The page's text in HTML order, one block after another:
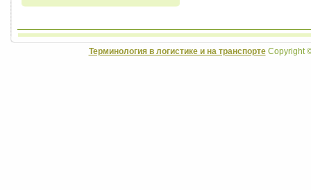
Терминология в логистике и на транспортеCopyright